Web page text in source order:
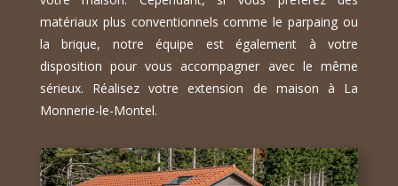
matériaux plus conventionnels comme le parpaing ou
la brique, notre équipe est également à votre
disposition pour vous accompagner avec le même
sérieux. Réalisez votre extension de maison à La
Monnerie-le-Montel.